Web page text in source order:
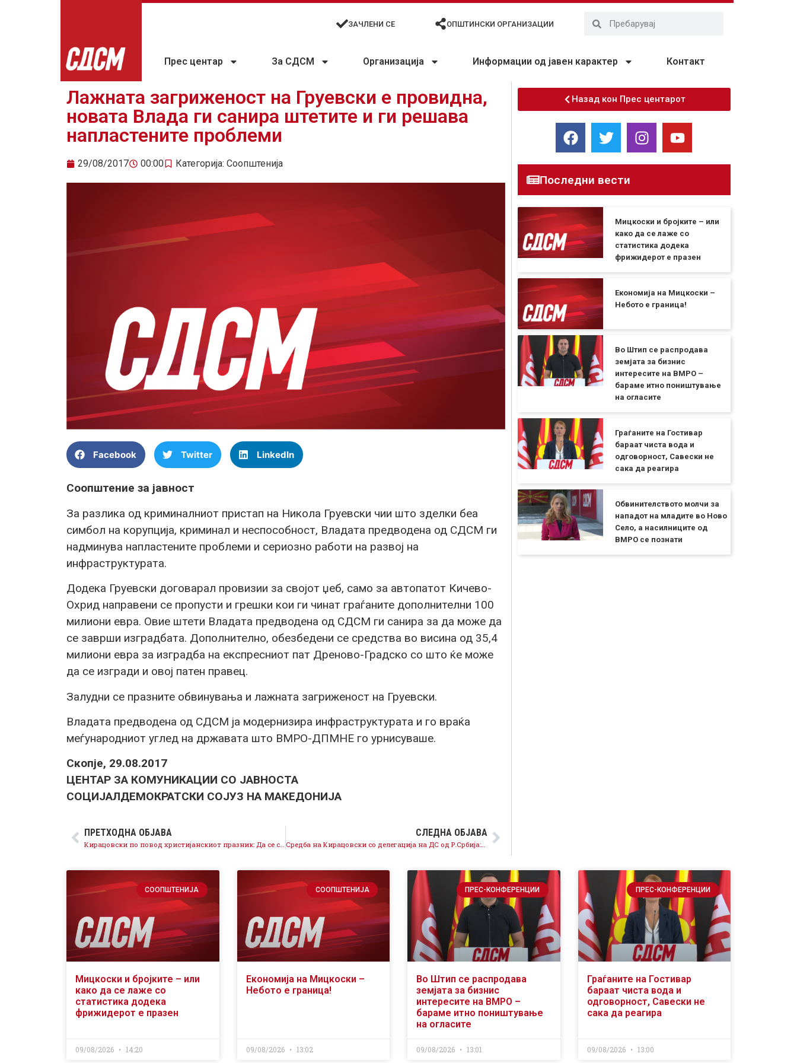
ЗАЧЛЕНИ СЕ ОПШТИНСКИ ОРГАНИЗАЦИИ
Прес центар За СДСМ Организација Информации од јавен карактер Контакт
Лажната загриженост на Груевски е провидна,
новата Влада ги санира штетите и ги решава
напластените проблеми
29/08/2017 00:00 Категорија: Соопштенија
Facebook Twitter LinkedIn
Соопштение за јавност
За разлика од криминалниот пристап на Никола Груевски чии што зделки беа
симбол на корупција, криминал и неспособност, Владата предводена од СДСМ ги
надминува напластените проблеми и сериозно работи на развој на
инфраструктурата.
Додека Груевски договарал провизии за својот џеб, само за автопатот Кичево-
Охрид направени се пропусти и грешки кои ги чинат граѓаните дополнителни 100
милиони евра. Овие штети Владата предводена од СДСМ ги санира за да може да
се заврши изградбата. Дополнително, обезбедени се средства во висина од 35,4
милиони евра за изградба на експресниот пат Дреново-Градско со што ќе може
да се изгради и овој патен правец.
Залудни се празните обвинувања и лажната загриженост на Груевски.
Владата предводена од СДСМ ја модернизира инфраструктурата и го враќа
меѓународниот углед на државата што ВМРО-ДПМНЕ го урнисуваше.
Скопје, 29.08.2017
ЦЕНТАР ЗА КОМУНИКАЦИИ СО ЈАВНОСТА
СОЦИЈАЛДЕМОКРАТСКИ СОЈУЗ НА МАКЕДОНИЈА
ПРЕТХОДНА ОБЈАВА СЛЕДНА ОБЈАВА
Назад кон Прес центарот
Последни вести
Мицкоски и бројките – или
како да се лаже со
статистика додека
фрижидерот е празен
Економија на Мицкоски –
Небото е граница!
Во Штип се распродава
земјата за бизнис
интересите на ВМРО –
бараме итно поништување
на огласите
Граѓаните на Гостивар
бараат чиста вода и
одговорност, Савески не
сака да реагира
Обвинителството молчи за
нападот на младите во Ново
Село, а насилниците од
ВМРО се познати
СООПШТЕНИЈА
Мицкоски и бројките – или
како да се лаже со
статистика додека
фрижидерот е празен
09/08/2026 14:20
СООПШТЕНИЈА
Економија на Мицкоски –
Небото е граница!
09/08/2026 13:02
ПРЕС-КОНФЕРЕНЦИИ
Во Штип се распродава
земјата за бизнис
интересите на ВМРО –
бараме итно поништување
на огласите
09/08/2026 13:01
ПРЕС-КОНФЕРЕНЦИИ
Граѓаните на Гостивар
бараат чиста вода и
одговорност, Савески не
сака да реагира
09/08/2026 13:00